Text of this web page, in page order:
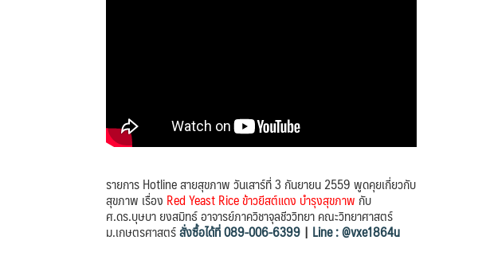
รายการ Hotline สายสุขภาพ วันเสาร์ที่ 3 กันยายน 2559 พูดคุยเกี่ยวกับ
สุขภาพ เรื่อง Red Yeast Rice ข้าวยีสต์แดง บำรุงสุขภาพ กับ
ศ.ดร.บุษบา ยงสมิทธ์ อาจารย์ภาควิชาจุลชีววิทยา คณะวิทยาศาสตร์
ม.เกษตรศาสตร์สั่งซื้อได้ที่ 089-006-6399 | Line : @vxe1864u